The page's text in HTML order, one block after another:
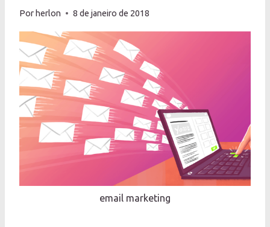
Por herlon 8 de janeiro de 2018
email marketing